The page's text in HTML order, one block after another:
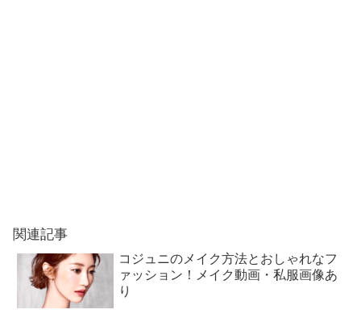
関連記事
コジュニのメイク方法とおしゃれなフ
ァッション！メイク動画・私服画像あ
り